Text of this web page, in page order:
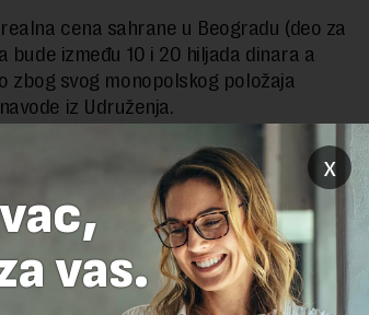
cena sahrane u Beogradu (deo za
između 10 i 20 hiljada dinara a
zbog svog monopolskog položaja
iz Udruženja.
nad umrlim licima u Beogradu koje do
nijedna garnitura na vlasti“, ističe
uz obavezno navođenje izvora i uz postavljanje linka
x
vas.